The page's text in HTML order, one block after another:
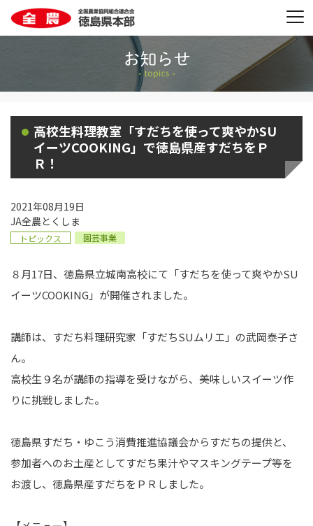
高校生料理教室「すだちを使って爽やかSU
イーツCOOKING」で徳島県産すだちをＰ
Ｒ！
2021年08月19日
JA全農とくしま
トピックス 園芸事業
８月17日、徳島県立城南高校にて「すだちを使って爽やかSU
イーツCOOKING」が開催されました。
講師は、すだち料理研究家「すだちSUムリエ」の武岡泰子さ
ん。
高校生９名が講師の指導を受けながら、美味しいスイーツ作
りに挑戦しました。
徳島県すだち・ゆこう消費推進協議会からすだちの提供と、
参加者へのお土産としてすだち果汁やマスキングテープ等を
お渡し、徳島県産すだちをＰＲしました。